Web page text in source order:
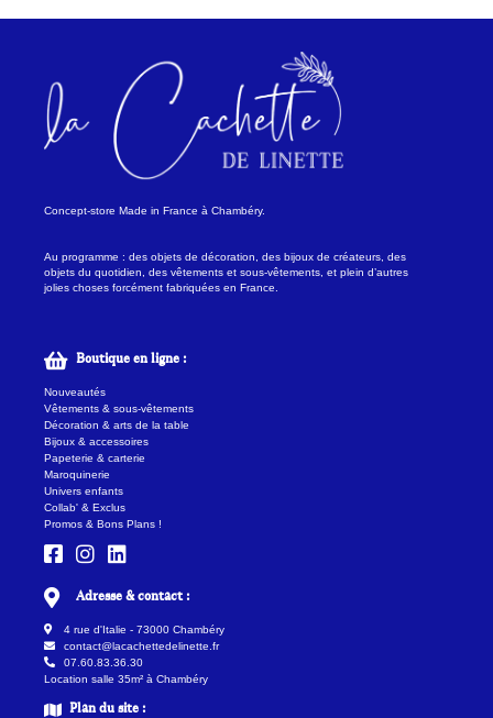
Concept-store Made in France à Chambéry.
Au programme : des objets de décoration, des bijoux de créateurs, des
objets du quotidien, des vêtements et sous-vêtements, et plein d’autres
jolies choses forcément fabriquées en France.
Boutique en ligne :
Nouveautés
Vêtements & sous-vêtements
Décoration & arts de la table
Bijoux & accessoires
Papeterie & carterie
Maroquinerie
Univers enfants
Collab' & Exclus
Promos & Bons Plans !
Adresse & contact :
4 rue d'Italie - 73000 Chambéry
contact@lacachettedelinette.fr
07.60.83.36.30
Location salle 35m² à Chambéry
Plan du site :